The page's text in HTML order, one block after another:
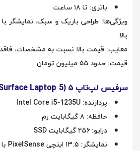
باتری: تا ۱۸ ساعت
ویژگی‌ها: طراحی باریک و سبک، نمایشگر
بالا
معایب: قیمت بالا نسبت به مشخصات،
قیمت: حدود ۵۵ میلیون تومان
سرفیس لپ‌تاپ ۵ (Microsoft Surface Laptop 5)
پردازنده: Intel Core i5-1235U
حافظه: ۸ گیگابایت رم
درایو: ۲۵۶ گیگابایت SSD